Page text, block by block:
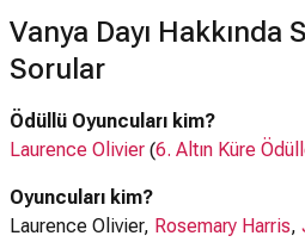
Vanya Dayı Hakkında
Sorular
Ödüllü Oyuncuları kim?
Laurence Olivier (6. Altın Küre
Oyuncuları kim?
Laurence Olivier, Rosemary Harris,